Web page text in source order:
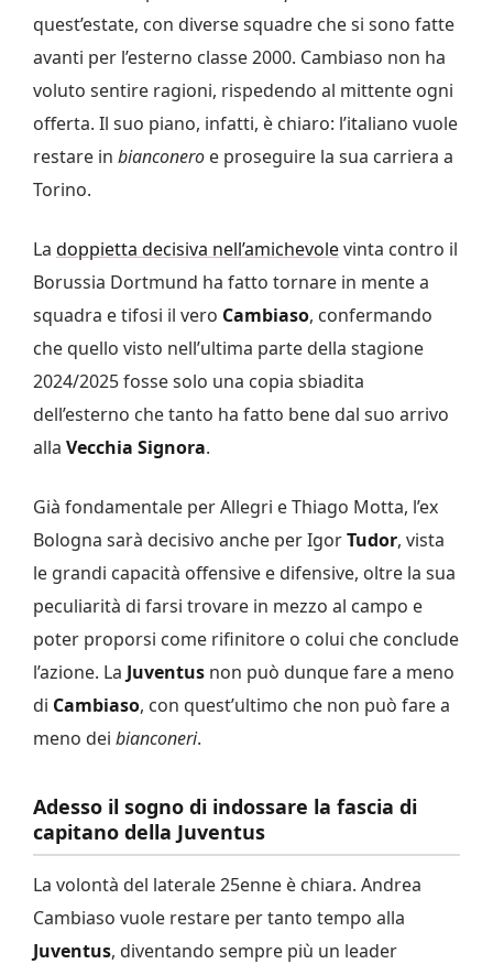
quest’estate, con diverse squadre che si sono fatte
avanti per l’esterno classe 2000. Cambiaso non ha
voluto sentire ragioni, rispedendo al mittente ogni
offerta. Il suo piano, infatti, è chiaro: l’italiano vuole
restare in bianconero e proseguire la sua carriera a
Torino.
La doppietta decisiva nell’amichevolevinta contro il
Borussia Dortmund ha fatto tornare in mente a
squadra e tifosi il vero Cambiaso, confermando
che quello visto nell’ultima parte della stagione
2024/2025 fosse solo una copia sbiadita
dell’esterno che tanto ha fatto bene dal suo arrivo
alla Vecchia Signora.
Già fondamentale per Allegri e Thiago Motta, l’ex
Bologna sarà decisivo anche per IgorTudor, vista
le grandi capacità offensive e difensive, oltre la sua
peculiarità di farsi trovare in mezzo al campo e
poter proporsi come rifinitore o colui che conclude
l’azione. La Juventus non può dunque fare a meno
di Cambiaso, con quest’ultimo che non può fare a
meno dei bianconeri.
Adesso il sogno di indossare la fascia di
capitano della Juventus
La volontà del laterale 25enne è chiara. Andrea
Cambiaso vuole restare per tanto tempo alla
Juventus, diventando sempre più un leader